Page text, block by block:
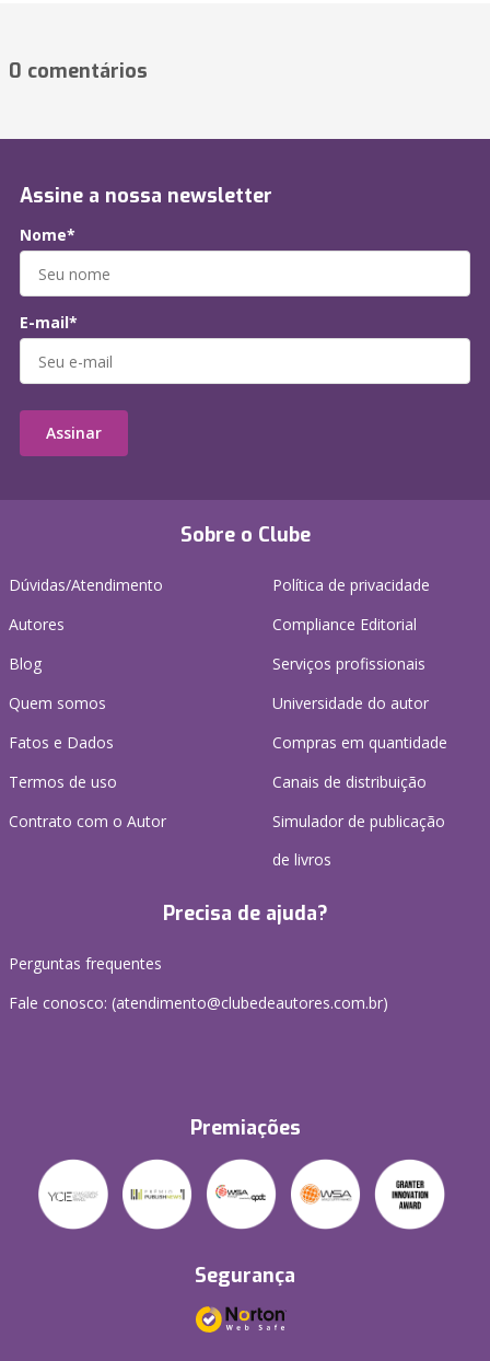
0 comentários
Sobre o Clube
Dúvidas/Atendimento
Autores
Blog
Quem somos
Fatos e Dados
Termos de uso
Contrato com o Autor
Política de privacidade
Compliance Editorial
Serviços profissionais
Universidade do autor
Compras em quantidade
Canais de distribuição
Simulador de publicação
de livros
Precisa de ajuda?
Perguntas frequentes
Fale conosco: (atendimento@clubedeautores.com.br)
Premiações
Segurança
Assine a nossa newsletter
Nome*
E-mail*
Assinar